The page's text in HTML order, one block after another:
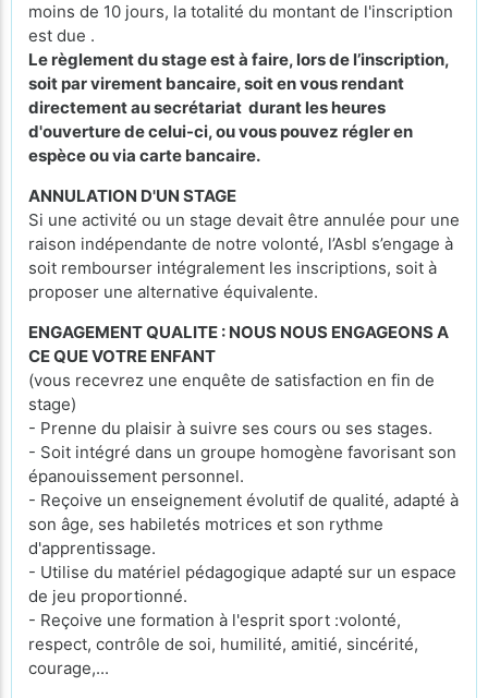
moins de 10 jours, la totalité du montant de l'inscription
est due .
Le règlement du stage est à faire, lors de l’inscription,
soit par virement bancaire, soit en vous rendant
directement au secrétariat durant les heures
d'ouverture de celui-ci, ou vous pouvez régler en
espèce ou via carte bancaire.
ANNULATION D'UN STAGE
Si une activité ou un stage devait être annulée pour une
raison indépendante de notre volonté, l’Asbl s’engage à
soit rembourser intégralement les inscriptions, soit à
proposer une alternative équivalente.
ENGAGEMENT QUALITE : NOUS NOUS ENGAGEONS A
CE QUE VOTRE ENFANT
(vous recevrez une enquête de satisfaction en fin de
stage)
- Prenne du plaisir à suivre ses cours ou ses stages.
- Soit intégré dans un groupe homogène favorisant son
épanouissement personnel.
- Reçoive un enseignement évolutif de qualité, adapté à
son âge, ses habiletés motrices et son rythme
d'apprentissage.
- Utilise du matériel pédagogique adapté sur un espace
de jeu proportionné.
- Reçoive une formation à l'esprit sport :volonté,
respect, contrôle de soi, humilité, amitié, sincérité,
courage,...